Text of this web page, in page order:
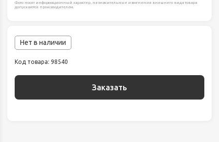
Фото носят информационный характер, незначительные изменения внешнего вида товара
допускаются производителем.
Нет в наличии
Код товара: 98540
Заказать